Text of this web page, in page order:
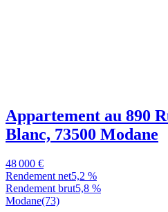
Appartement au 890
Blanc, 73500 Modane
48 000 €
Rendement net5,2 %
Rendement brut5,8 %
Modane(73)